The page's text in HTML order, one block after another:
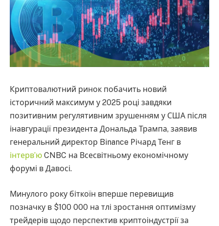
Криптовалютний ринок побачить новий
історичний максимум у 2025 році завдяки
позитивним регулятивним зрушенням у США після
інавгурації президента Дональда Трампа, заявив
генеральний директор Binance Річард Тенг в
інтерв’ю CNBC на Всесвітньому економічному
форумі в Давосі.
Минулого року біткоїн вперше перевищив
позначку в $100 000 на тлі зростання оптимізму
трейдерів щодо перспектив криптоіндустрії за